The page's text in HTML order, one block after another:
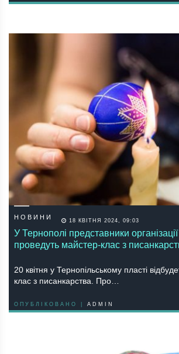
НОВИНИ 18 КВІТНЯ 2024, 09:03
У Тернополі представники
проведуть майстер-клас з
20 квітня у Тернопільському пласті
клас з писанкарства. Про…
ОПУБЛІКОВАНО | ADMIN